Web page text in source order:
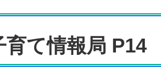
育て情報局 P14